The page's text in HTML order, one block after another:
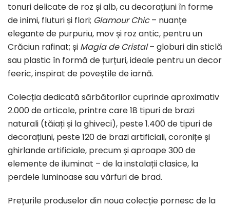
tonuri delicate de roz și alb, cu decorațiuni în forme
de inimi, fluturi și flori; Glamour Chic– nuanțe
elegante de purpuriu, mov și roz antic, pentru un
Crăciun rafinat; și Magia de Cristal– globuri din sticlă
sau plastic în formă de țurțuri, ideale pentru un decor
feeric, inspirat de poveștile de iarnă.
Colecția dedicată sărbătorilor cuprinde aproximativ
2.000 de articole, printre care 18 tipuri de brazi
naturali (tăiați și la ghiveci), peste 1.400 de tipuri de
decorațiuni, peste 120 de brazi artificiali, coronițe și
ghirlande artificiale, precum și aproape 300 de
elemente de iluminat – de la instalații clasice, la
perdele luminoase sau vârfuri de brad.
Prețurile produselor din noua colecție pornesc de la